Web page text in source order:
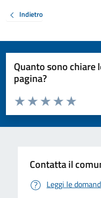
Indietro
Quanto sono
pagina?
Valuta da 1 a 5 stelle la pagina
Valuta 5
Valuta 4
Valuta 3 stelle su
Valuta 2 stelle su 5
Valuta 1 stelle su 5
Contatta il
Leggi le